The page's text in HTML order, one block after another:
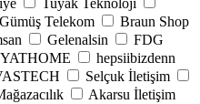
Telekom
Braun Shop
Gelenalsin
FDG
hepsiibizdenn
Selçuk İletişim
Akarsu İletişim